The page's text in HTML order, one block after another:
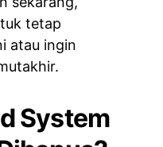
tetap
atau ingin
System